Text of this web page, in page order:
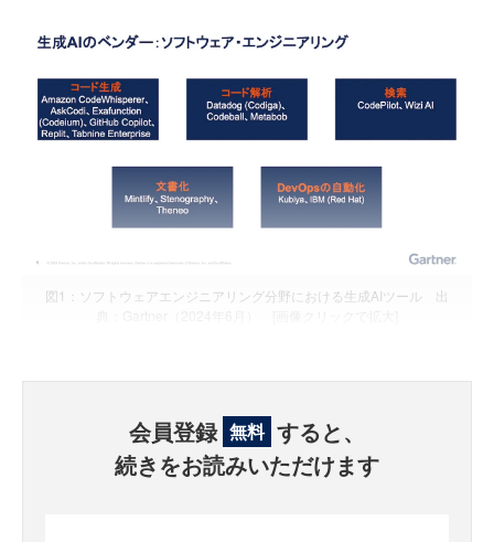
図1：ソフトウェアエンジニアリング分野における生成AIツール 出
会員登録 無料 すると、
続きをお読みいただけます